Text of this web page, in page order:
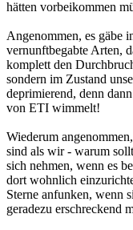
hätten vorbeikommen
Angenommen, es gäbe
vernunftbegabte Arten,
komplett den
sondern im Zustand
deprimierend, denn
von ETI wimmelt!
Wiederum
sind als wir - warum
sich nehmen, wenn es
dort wohnlich
Sterne anfunken, wenn
geradezu erschreckend